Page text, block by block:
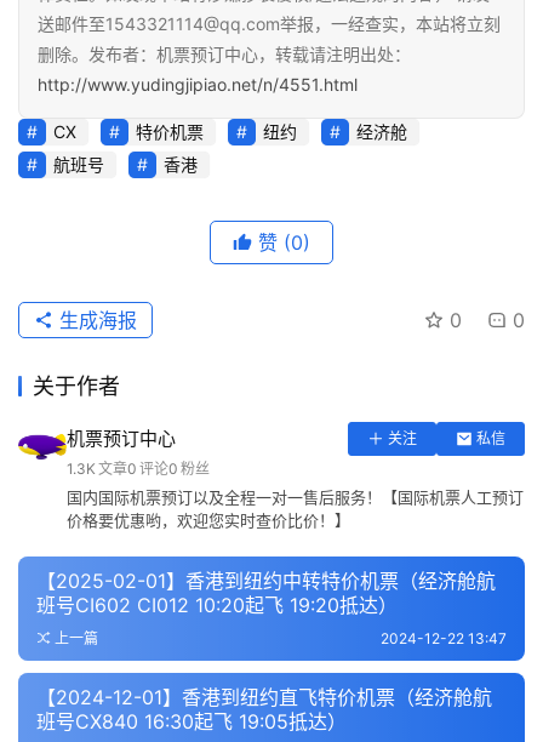
送邮件至1543321114@qq.com举报，一经查实，本站将立刻
删除。发布者：机票预订中心，转载请注明出处：
http://www.yudingjipiao.net/n/4551.html
CX 特价机票 纽约
经济舱
航班号
香港
赞 (0)
0 0
生成海报
关于作者
机票预订中心 关注
私信
1.3K 文章0 评论0 粉丝
国内国际机票预订以及全程一对一售后服务！【国际机票人工预订
价格要优惠哟，欢迎您实时查价比价！】
【2025-02-01】香港到纽约中转特价机票（经济舱航
班号CI602 CI012 10:20起飞 19:20抵达）
上一篇 2024-12-22 13:47
【2024-12-01】香港到纽约直飞特价机票（经济舱航
班号CX840 16:30起飞 19:05抵达）